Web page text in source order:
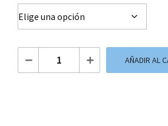
Bolsa de Plastico Asa Lazo 40 x
AÑADIR AL